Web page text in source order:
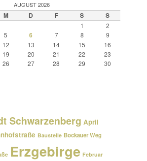
AUGUST 2026
M D F S S
1
2
5 6 7 8
9
12 13 14 15
16
19 20 21 22
23
26 27 28 29
30
Schwarzenberg April
Baustelle Bockauer Weg
Erzgebirge Februar